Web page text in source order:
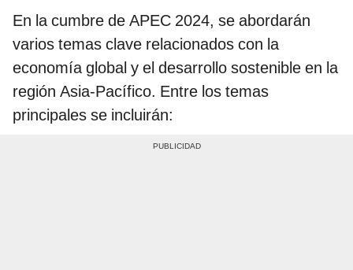
En la cumbre de APEC 2024, se abordarán
varios temas clave relacionados con la
economía global y el desarrollo sostenible en la
región Asia-Pacífico. Entre los temas
principales se incluirán: